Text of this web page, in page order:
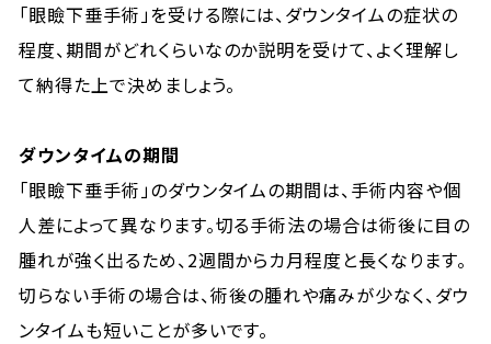
「眼瞼下垂手術」を受ける際には、ダウンタイムの症状の
程度、期間がどれくらいなのか説明を受けて、よく理解し
て納得た上で決めましょう。
ダウンタイムの期間
「眼瞼下垂手術」のダウンタイムの期間は、手術内容や個
人差によって異なります。切る手術法の場合は術後に目の
腫れが強く出るため、2週間からカ月程度と長くなります。
切らない手術の場合は、術後の腫れや痛みが少なく、ダウ
ンタイムも短いことが多いです。